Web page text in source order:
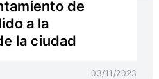
de
a la
la ciudad
03/11/2023